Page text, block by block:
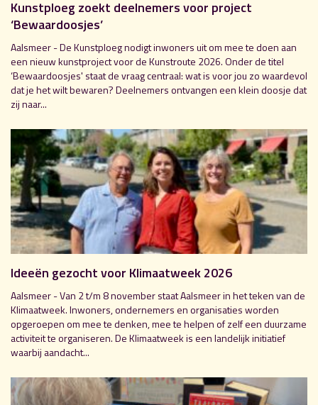
Kunstploeg zoekt deelnemers voor project
‘Bewaardoosjes’
Aalsmeer - De Kunstploeg nodigt inwoners uit om mee te doen aan
een nieuw kunstproject voor de Kunstroute 2026. Onder de titel
‘Bewaardoosjes' staat de vraag centraal: wat is voor jou zo waardevol
dat je het wilt bewaren? Deelnemers ontvangen een klein doosje dat
zij naar...
Ideeën gezocht voor Klimaatweek 2026
Aalsmeer - Van 2 t/m 8 november staat Aalsmeer in het teken van de
Klimaatweek. Inwoners, ondernemers en organisaties worden
opgeroepen om mee te denken, mee te helpen of zelf een duurzame
activiteit te organiseren. De Klimaatweek is een landelijk initiatief
waarbij aandacht...